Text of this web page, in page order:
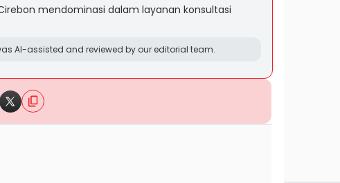
mendominasi dalam layanan konsultasi
AI-assisted and reviewed by our editorial team.